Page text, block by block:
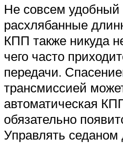
Не совсем удобный
расхлябанные
КПП также никуда
чего часто
передачи.
трансмиссией
автоматическая
обязательно
Управлять седаном